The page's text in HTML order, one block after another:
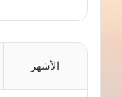
الأشهر